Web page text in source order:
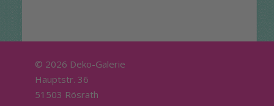
© 2026 Deko-Galerie
Hauptstr. 36
51503 Rösrath